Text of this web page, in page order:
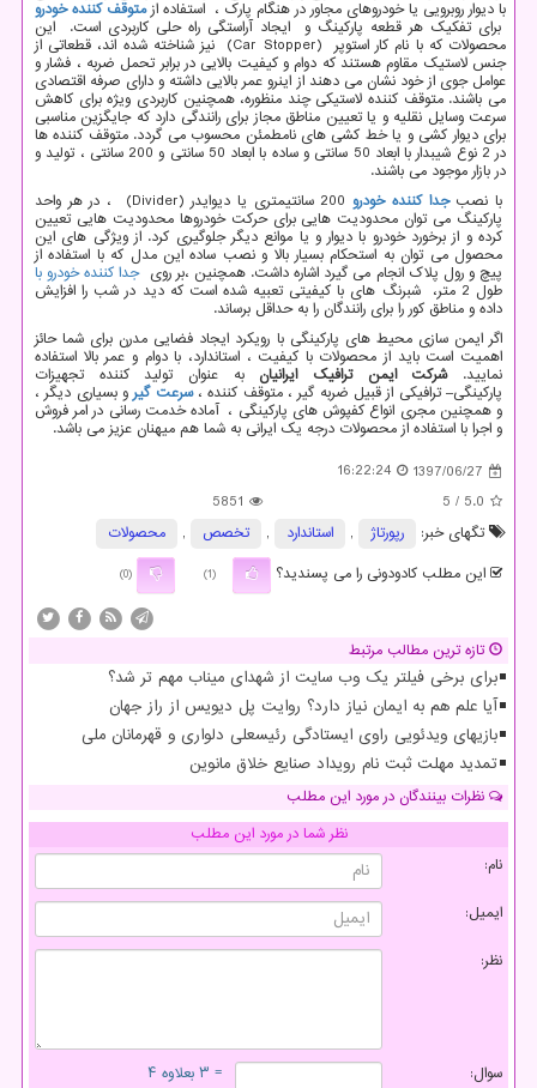
با دیوار روبرویی یا خودروهای مجاور در هنگام پارک ، استفاده ازمتوقف کننده خودرو
برای تفکیک هر قطعه پارکینگ و ایجاد آراستگی راه حلی کاربردی است. این
محصولات که با نام کار استوپر (Car Stopper) نیز شناخته شده اند، قطعاتی از
جنس لاستیک مقاوم هستند که دوام و کیفیت بالایی در برابر تحمل ضربه ، فشار و
عوامل جوی از خود نشان می دهند از اینرو عمر بالایی داشته و دارای صرفه اقتصادی
می باشند. متوقف کننده لاستیکی چند منظوره، همچنین کاربردی ویژه برای کاهش
سرعت وسایل نقلیه و یا تعیین مناطق مجاز برای رانندگی دارد که جایگزین مناسبی
برای دیوار کشی و یا خط کشی های نامطمئن محسوب می گردد. متوقف کننده ها
در 2 نوع شیبدار با ابعاد 50 سانتی و ساده با ابعاد 50 سانتی و 200 سانتی ، تولید و
در بازار موجود می باشند.
با نصبجدا کننده خودرو200 سانتیمتری یا دیوایدر (Divider) ، در هر واحد
پارکینگ می توان محدودیت هایی برای حرکت خودروها محدودیت هایی تعیین
کرده و از برخورد خودرو با دیوار و یا موانع دیگر جلوگیری کرد. از ویژگی های این
محصول می توان به استحکام بسیار بالا و نصب ساده این مدل که با استفاده از
پیچ و رول پلاک انجام می گیرد اشاره داشت. همچنین ،بر رویجدا کننده خودرو با
طول 2 متر، شبرنگ های با کیفیتی تعبیه شده است که دید در شب را افزایش
داده و مناطق کور را برای رانندگان را به حداقل برساند.
اگر ایمن سازی محیط های پارکینگی با رویکرد ایجاد فضایی مدرن برای شما حائز
اهمیت است باید از محصولات با کیفیت ، استاندارد، با دوام و عمر بالا استفاده
نمایید.شرکت ایمن ترافیک ایرانیان به عنوان تولید کننده تجهیزات
پارکینگی–ترافیکی از قبیل ضربه گیر ، متوقف کننده ،سرعت گیرو بسیاری دیگر ،
و همچنین مجری انواع کفپوش های پارکینگی ، آماده خدمت رسانی در امر فروش
و اجرا با استفاده از محصولات درجه یک ایرانی به شما هم میهنان عزیز می باشد.
1397/06/27
16:22:24
5.0
/ 5
5851
تگهای خبر:
رپورتاژ , استاندارد , تخصص ,
محصولات
این مطلب کادودونی را می پسندید؟
(1)
(0)
تازه ترین مطالب مرتبط
برای برخی فیلتر یک وب سایت از شهدای میناب مهم تر شد؟
آیا علم هم به ایمان نیاز دارد؟ روایت پل دیویس از راز جهان
بازیهای ویدئویی راوی ایستادگی رئیسعلی دلواری و قهرمانان ملی
تمدید مهلت ثبت نام رویداد صنایع خلاق مانوین
نظرات بینندگان در مورد این مطلب
نظر شما در مورد این مطلب
نام:
ایمیل:
نظر:
سوال: = ۳ بعلاوه ۴